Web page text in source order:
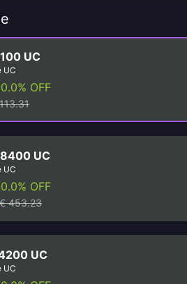
UC
UC
OFF
UC
UC
OFF
€ 453.23
UC
UC